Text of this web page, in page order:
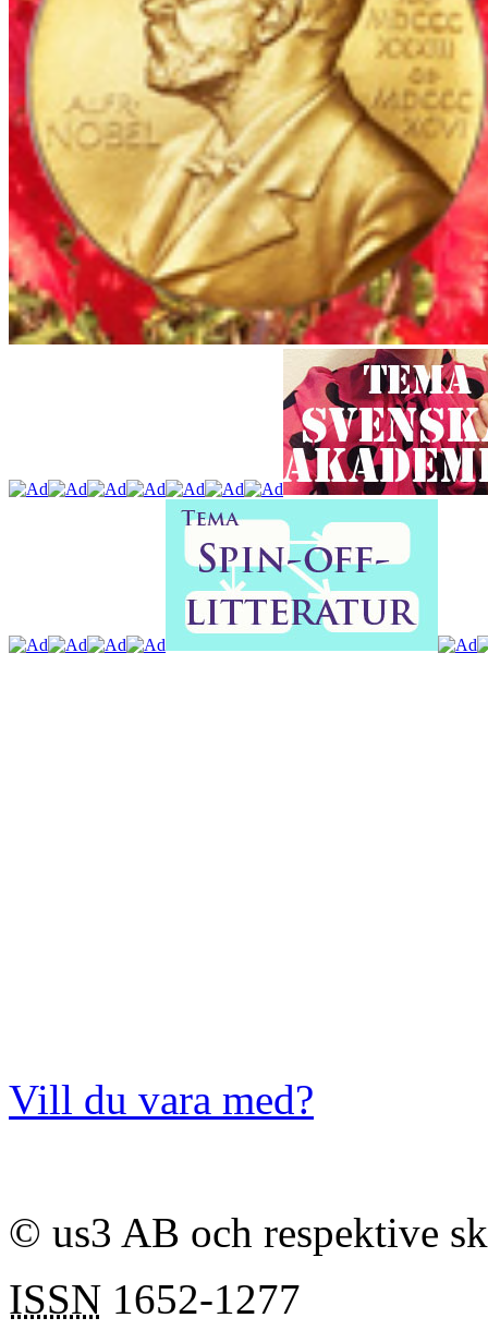
Vill du vara med?
© us3 AB och respektive
ISSN 1652-1277